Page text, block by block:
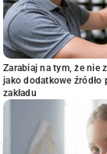
Zarabiaj na tym, że nie
jako dodatkowe
zakładu